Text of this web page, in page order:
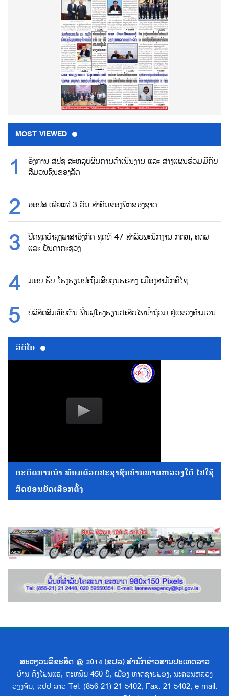
MOST VIEWED
ອົງການ ສປຊ ສະຫລຸບຜົນການດຳເນີນງານ ແລະ ສາງແຜນຮ່ວມມືກັບ
ສື່ມວນຊົນຂອງລັດ
ອອປສ ເຜີຍແຜ່ 3 ວັນ ສຳຄັນຂອງພັກຂອງຊາດ
ປິດຊຸດບຳລຸງພາສາອັງກິດ ຊຸດທີ 47 ສຳລັບພະນັກງານ ກຕທ, ຄຕພ
ແລະ ບັນດາກະຊວງ
ມອບ-ຮັບ ໂຮງຮຽນປະຖົມສົບບູນຮະລາງ ເມືອງສາມັກຄິໄຊ
ບໍລິສັດສົມທົບທຶນ ຟື້ນຟູໂຮງຮຽນປະສົບໄພນ້ຳຖ້ວມ ຢູ່ແຂວງຄຳມວນ
ວີດີໂອ
ອະດີດການນໍາ ພ້ອມດ້ວຍປະຊາຊົນບ້ານທາດຫລວງໃຕ້ ໄປໃຊ້
ສິດປ່ອນບັດເລືອກຕັ້ງ
ສະຫງວນລິຂະສິດ @ 2014 (ຂປລ) ສຳນັກຂ່າວສານປະເທດລາວ
ບ້ານ ດົງໂພນແຮ່, ຖະຫນົນ 450 ປີ, ເມືອງ ຫາດຊາຍຟອງ, ນະຄອນຫລວງ
ວຽງຈັນ, ສປປ ລາວ Tel: (856-21) 21 5402, Fax: 21 5402, e-mail: